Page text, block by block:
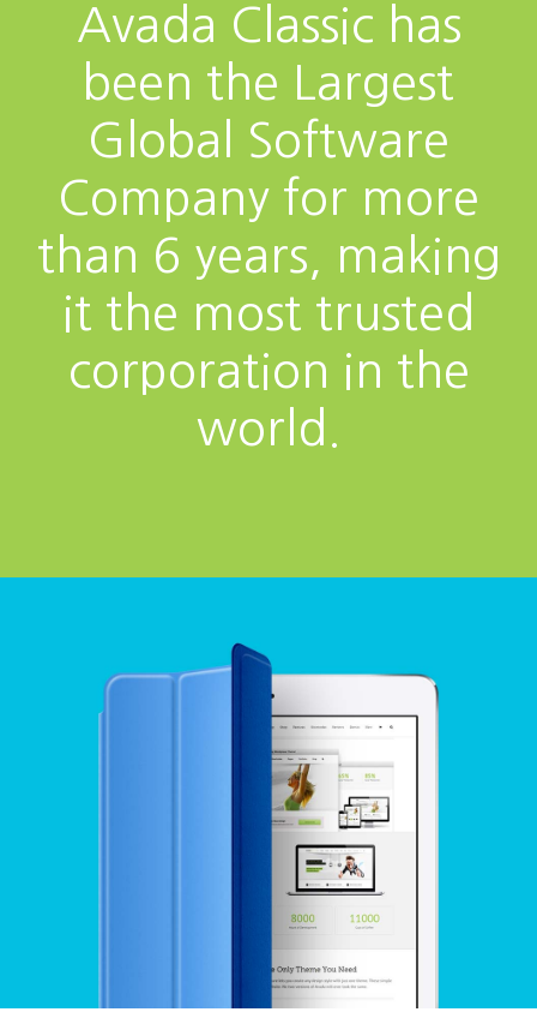
Avada Classic has
been the Largest
Global Software
Company for more
than 6 years, making
it the most trusted
corporation in the
world.